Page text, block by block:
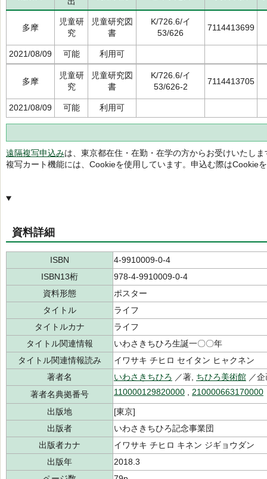
多摩
児童研
究
児童研究図
書
K/726.6/イ
53/626
7114413699
2021/08/09 可能 利用可
多摩
児童研
究
児童研究図
書
K/726.6/イ
53/626-2
7114413705
2021/08/09 可能 利用可
遠隔複写申込みは、東京都在住・在勤・在学の方からお受けいたしま
複写カート機能には、Cookieを使用しています。申込む際はCookie
資料詳細
ISBN
4-9910009-0-4
ISBN13桁
978-4-9910009-0-4
資料形態
ポスター
タイトル
ライフ
タイトルカナ
ライフ
タイトル関連情報
いわさきちひろ生誕一〇〇年
タイトル関連情報読み
イワサキ チヒロ セイタン ヒャクネン
著者名
いわさきちひろ ／著, ちひろ美術館 ／
著者名典拠番号
110000129820000 210000663170000
出版地
[東京]
出版者
いわさきちひろ記念事業団
出版者カナ
イワサキ チヒロ キネン ジギョウダン
出版年
2018.3